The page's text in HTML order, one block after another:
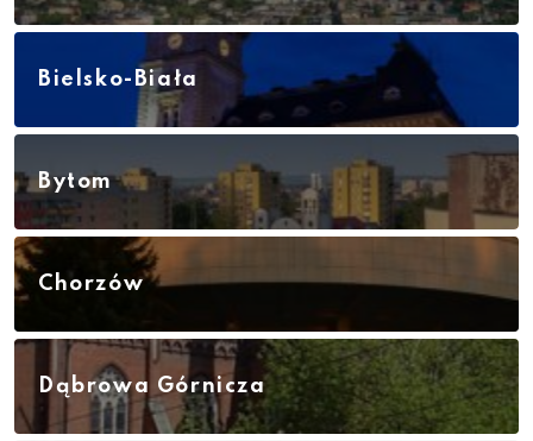
Bielsko-Biała
Bytom
Chorzów
Dąbrowa Górnicza